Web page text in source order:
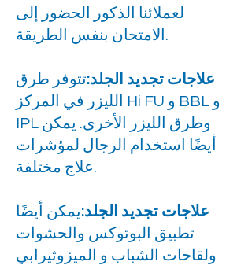
لعملائنا الذكور الحضور إلى
الامتحان بنفس الطريقة.
علاجات تجديد الجلد:تتوفر طرق
الليزر في المركز Hi FU و BBL و
IPL وطرق الليزر الأخرى. يمكن
أيضًا استخدام الرجال لمؤشرات
علاج مختلفة.
علاجات تجديد الجلد:يمكن أيضًا
تطبيق البوتوكس والحشوات
ولقاحات الشباب و الميزوثيرابي